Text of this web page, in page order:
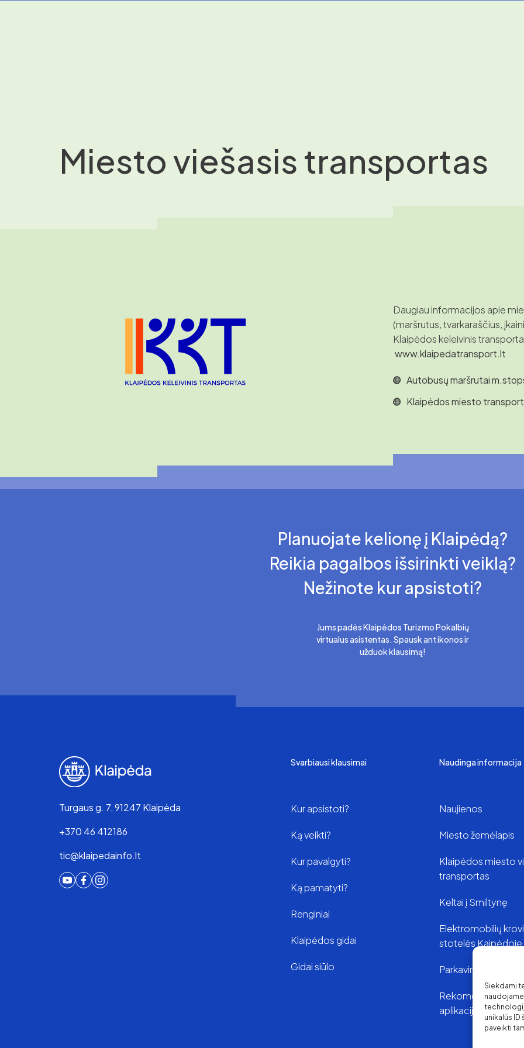
Siekdami
unikalūs
paveikti
Miesto viešasis transportas
Daugiau informacijos apie
(maršrutus, tvarkaraščius,
Klaipėdos keleivinis
www.klaipedatransport.lt
Autobusų maršrutai
Klaipėdos miesto
Planuojate kelionę į Klaipėdą?
Reikia pagalbos išsirinkti veiklą?
Nežinote kur apsistoti?
Jums padės Klaipėdos Turizmo Pokalbių
virtualus asistentas. Spausk ant ikonos ir
užduok klausimą!
Turgaus g. 7, 91247 Klaipėda
+370 46 412186
tic@klaipedainfo.lt
Svarbiausi klausimai
Kur apsistoti?
Ką veikti?
Kur pavalgyti?
Ką pamatyti?
Renginiai
Klaipėdos gidai
Gidai siūlo
Naudinga informacija
Naujienos
Miesto žemėlapis
Klaipėdos miesto
transportas
Keltai į Smiltynę
Elektromobilių
stotelės Kaipėdoje
Parkavimas
aplikacijos